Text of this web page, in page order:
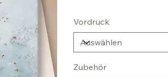
Vordruck
Zubehör